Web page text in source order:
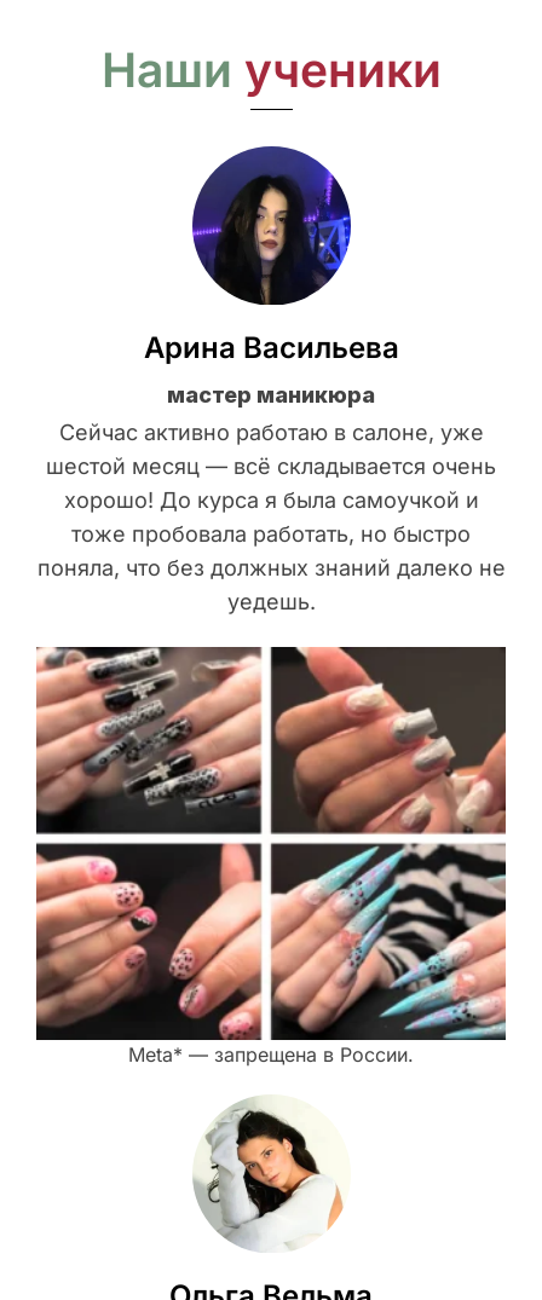
Наши ученики
Арина Васильева
мастер маникюра
Сейчас активно работаю в салоне, уже
шестой месяц — всё складывается очень
хорошо! До курса я была самоучкой и
тоже пробовала работать, но быстро
поняла, что без должных знаний далеко не
уедешь.
Meta* — запрещена в России.